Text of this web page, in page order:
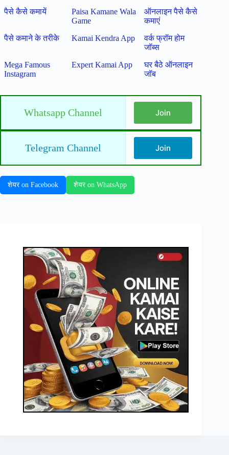
पैसे कैसे कमायें
Paisa Kamane Wala
Game
ऑनलाइन पैसे कैसे
कमाएं
पैसे कमाने के तरीके
Kamai Kendra App
वर्क फ्रॉम होम
जॉब्स
Mega Famous
Instagram
Expert Kamai App
घर बैठे ऑनलाइन
जॉब
Whatsapp Channel Join
Telegram Channel Join
शेयर on Facebook शेयर on WhatsApp